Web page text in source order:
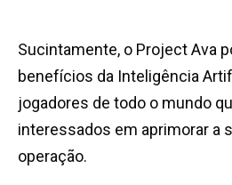
Sucintamente, o Project Ava
benefícios da Inteligência
jogadores de todo o mundo
interessados em aprimorar a
operação.